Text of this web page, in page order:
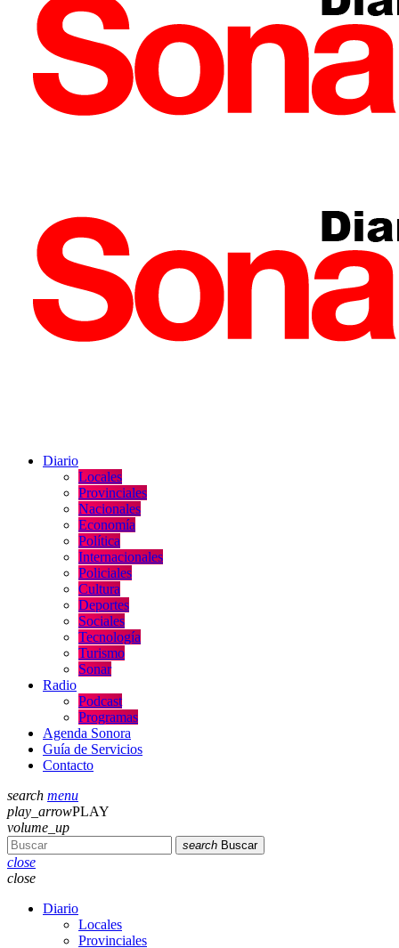
Diario
Locales
Provinciales
Nacionales
Economía
Política
Internacionales
Policiales
Cultura
Deportes
Sociales
Tecnología
Turismo
Sonar
Radio
Podcast
Programas
Agenda Sonora
Guía de Servicios
Contacto
search menu
play_arrowPLAY
volume_up
search Buscar
close
close
Diario
Locales
Provinciales